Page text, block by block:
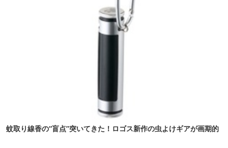
蚊取り線香の“盲点”突いてきた！ロゴス新作の虫よけギアが画期的